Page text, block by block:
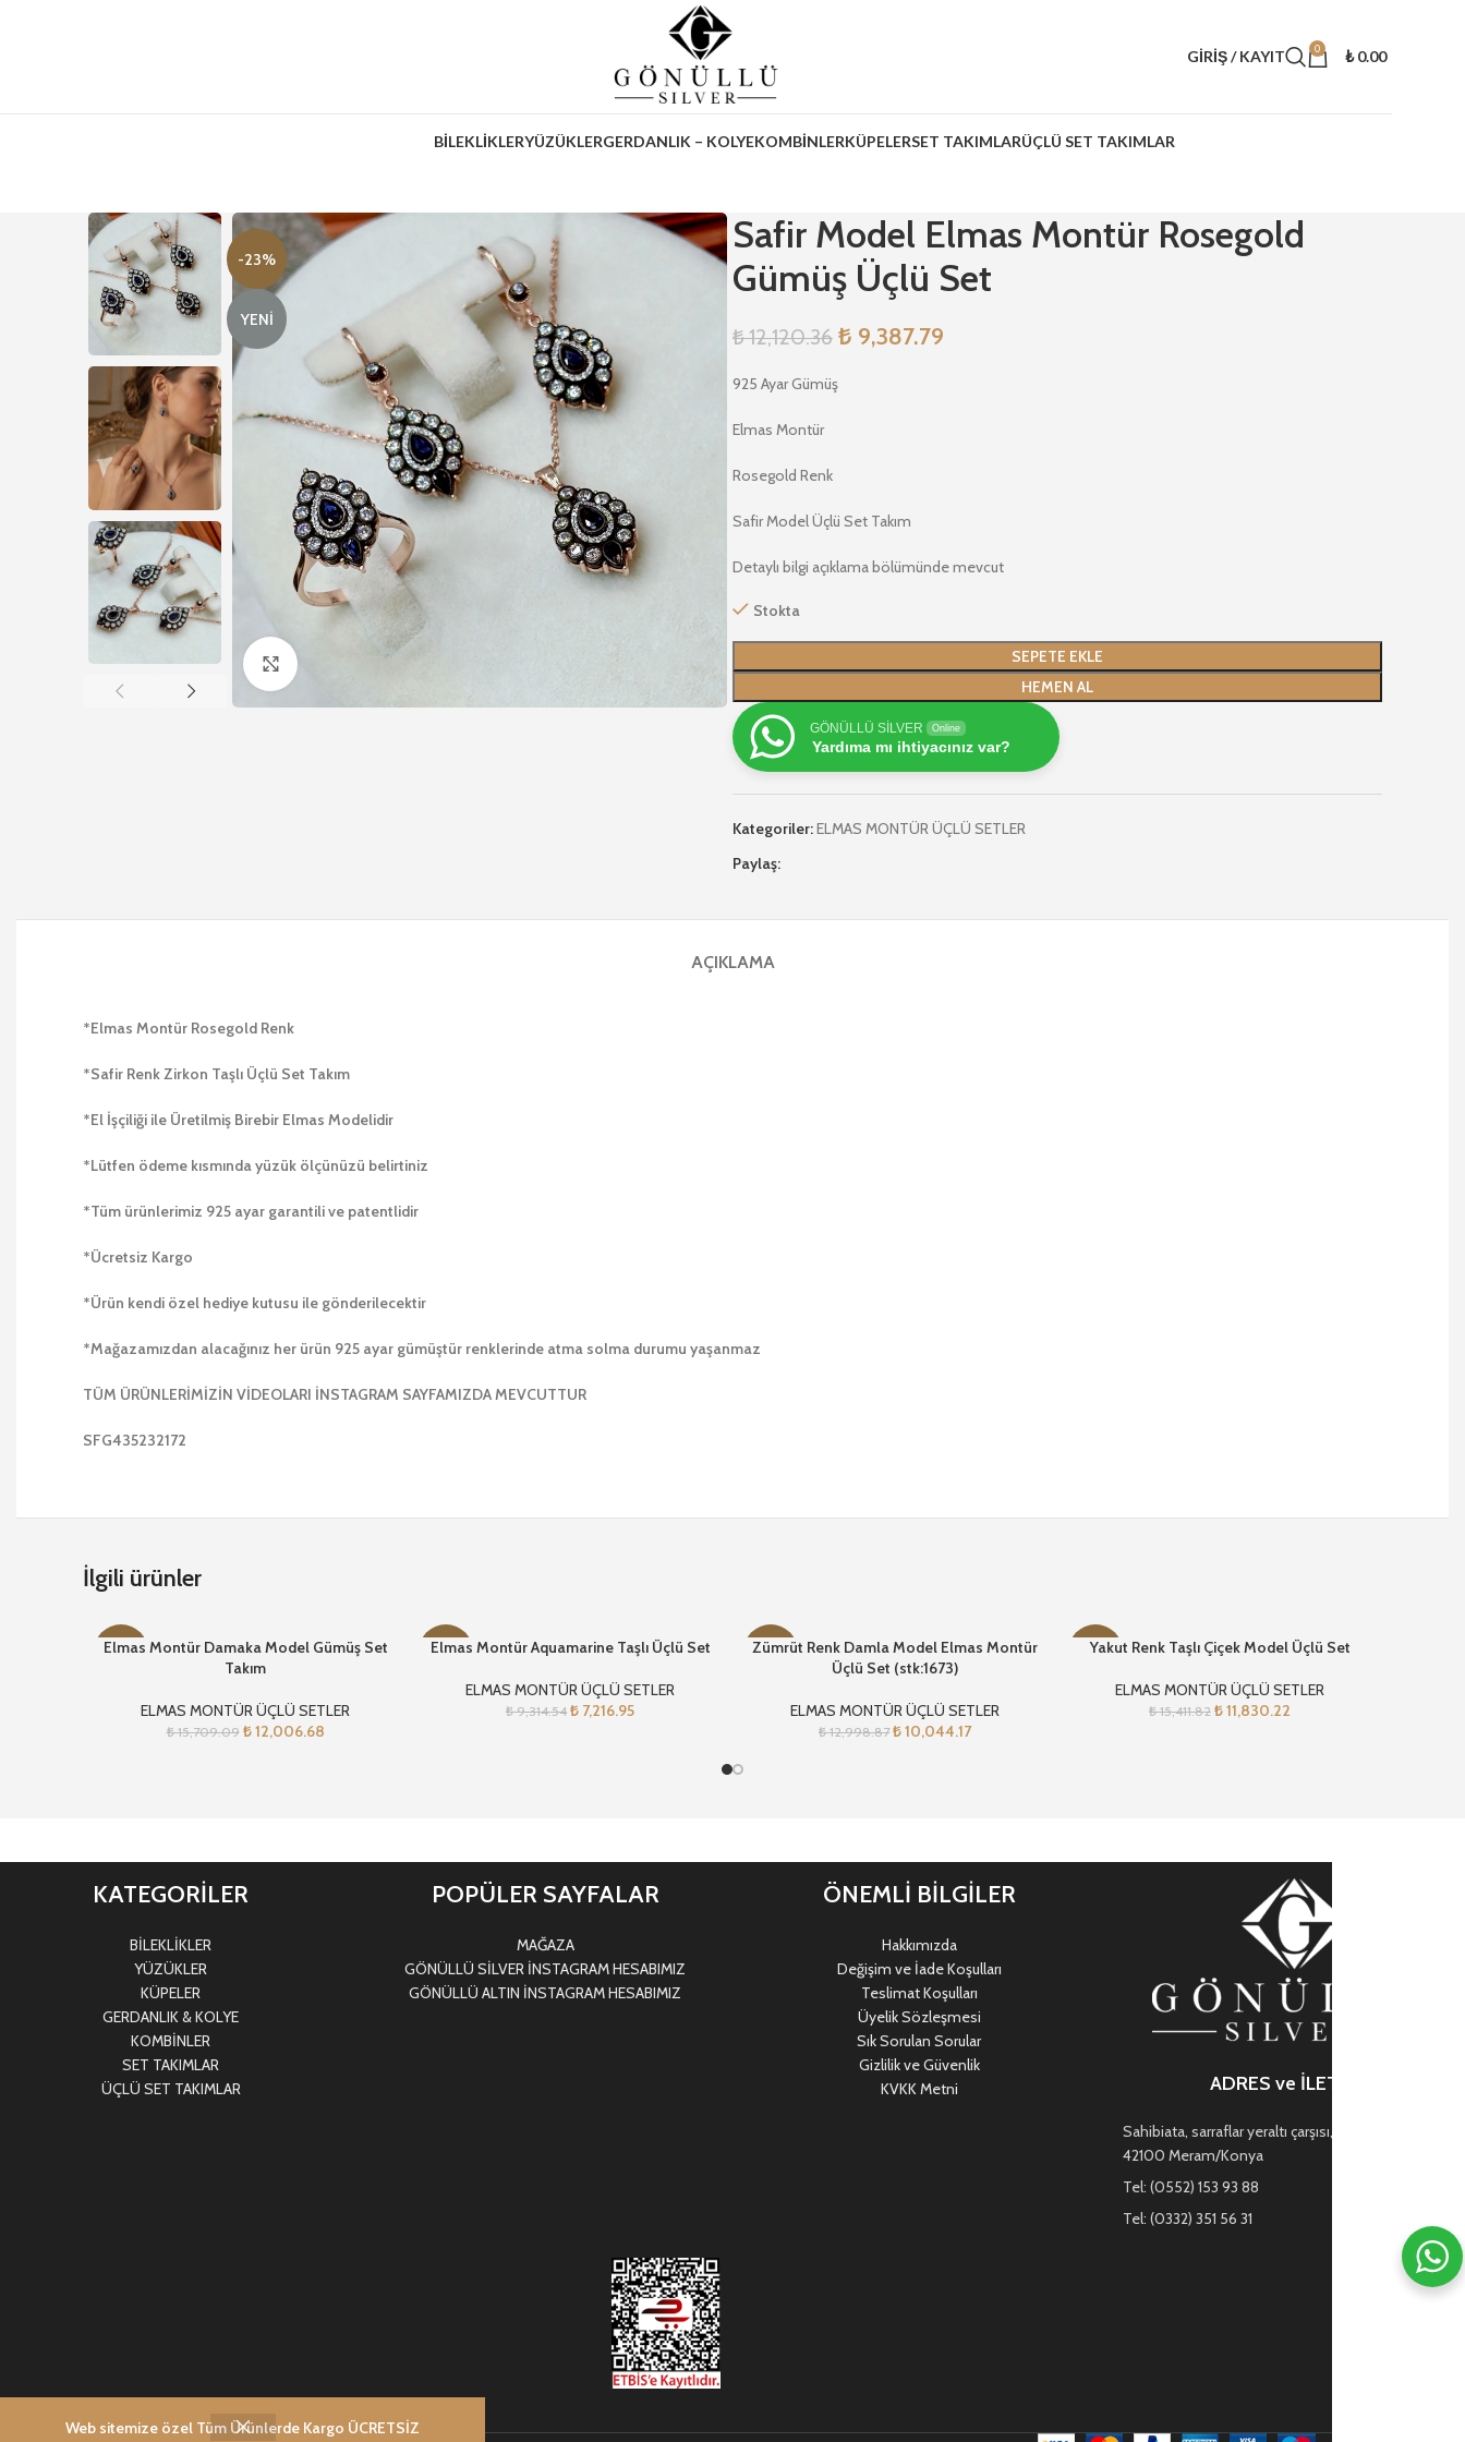
GIRIŞ / KAYIT 0 ₺0.00
BİLEKLİKLERYÜZÜKLERGERDANLIK – KOLYEKOMBİNLERKÜPELERSET TAKIMLARÜÇLÜ SET TAKIMLAR
-23%
YENI
Safir Model Elmas Montür Rosegold
Gümüş Üçlü Set
₺12,120.36 ₺ 9,387.79
925 Ayar Gümüş
Elmas Montür
Rosegold Renk
Safir Model Üçlü Set Takım
Detaylı bilgi açıklama bölümünde mevcut
Stokta
SEPETE EKLE
HEMEN AL
GÖNÜLLÜ SİLVER Online
Yardıma mı ihtiyacınız var?
Kategoriler:ELMAS MONTÜR ÜÇLÜ SETLER
Paylaş:
AÇIKLAMA
*Elmas Montür Rosegold Renk
*Safir Renk Zirkon Taşlı Üçlü Set Takım
*El İşçiliği ile Üretilmiş Birebir Elmas Modelidir
*Lütfen ödeme kısmında yüzük ölçünüzü belirtiniz
*Tüm ürünlerimiz 925 ayar garantili ve patentlidir
*Ücretsiz Kargo
*Ürün kendi özel hediye kutusu ile gönderilecektir
*Mağazamızdan alacağınız her ürün 925 ayar gümüştür renklerinde atma solma durumu yaşanmaz
TÜM ÜRÜNLERİMİZİN VİDEOLARI İNSTAGRAM SAYFAMIZDA MEVCUTTUR
SFG435232172
İlgili ürünler
-24%
Elmas Montür Damaka Model Gümüş Set
Takım
ELMAS MONTÜR ÜÇLÜ SETLER
₺15,709.09 ₺12,006.68
-23%
Elmas Montür Aquamarine Taşlı Üçlü Set
ELMAS MONTÜR ÜÇLÜ SETLER
₺9,314.54 ₺ 7,216.95
-23%
Zümrüt Renk Damla Model Elmas Montür
Üçlü Set (stk:1673)
ELMAS MONTÜR ÜÇLÜ SETLER
₺12,998.87 ₺10,044.17
-23%
Yakut Renk Taşlı Çiçek Model Üçlü Set
ELMAS MONTÜR ÜÇLÜ SETLER
₺15,411.82 ₺11,830.22
KATEGORİLER
BİLEKLİKLER
YÜZÜKLER
KÜPELER
GERDANLIK & KOLYE
KOMBİNLER
SET TAKIMLAR
ÜÇLÜ SET TAKIMLAR
POPÜLER SAYFALAR
MAĞAZA
GÖNÜLLÜ SİLVER İNSTAGRAM HESABIMIZ
GÖNÜLLÜ ALTIN İNSTAGRAM HESABIMIZ
ÖNEMLİ BİLGİLER
Hakkımızda
Değişim ve İade Koşulları
Teslimat Koşulları
Üyelik Sözleşmesi
Sık Sorulan Sorular
Gizlilik ve Güvenlik
KVKK Metni
ADRES ve İLETİŞİM
Sahibiata, sarraflar yeraltı çarşısı, Mevlana Cd. no:47,
42100 Meram/Konya
Tel: (0552) 153 93 88
Tel: (0332) 351 56 31
Web sitemize özel Tüm Ürünlerde Kargo ÜCRETSİZ